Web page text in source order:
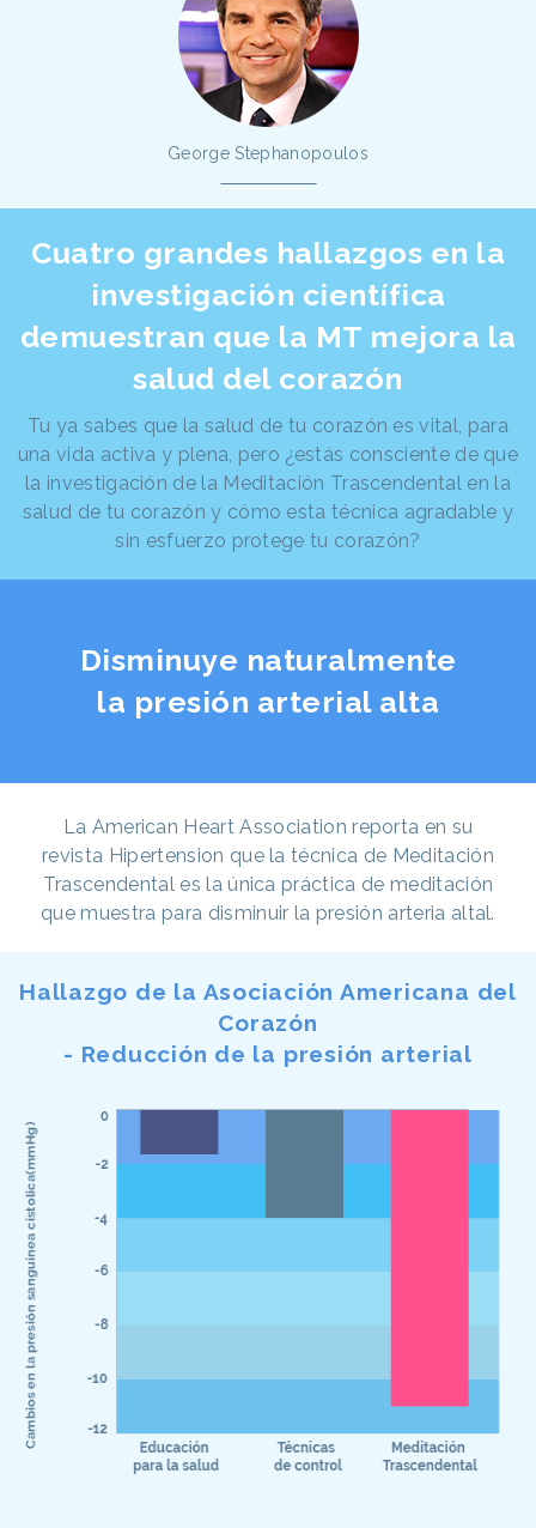
George Stephanopoulos
Cuatro grandes hallazgos en la
investigación científica
demuestran que la MT mejora la
salud del corazón
Tu ya sabes que la salud de tu corazón es vital, para
una vida activa y plena, pero ¿estás consciente de que
la investigación de la Meditación Trascendental en la
salud de tu corazón y cómo esta técnica agradable y
sin esfuerzo protege tu corazón?
Disminuye naturalmente
la presión arterial alta
La American Heart Association reporta en su
revista Hipertension que la técnica de Meditación
Trascendental es la única práctica de meditación
que muestra para disminuir la presión arteria altal.
Hallazgo de la Asociación Americana del
Corazón
- Reducción de la presión arterial